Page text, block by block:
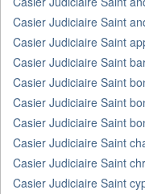
Casier Judiciaire Saint
Casier Judiciaire Saint
Casier Judiciaire Saint
Casier Judiciaire Saint
Casier Judiciaire Saint
Casier Judiciaire Saint
Casier Judiciaire Saint
Casier Judiciaire Saint
Casier Judiciaire Saint